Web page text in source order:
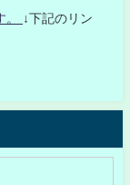
。
↓下記のリン